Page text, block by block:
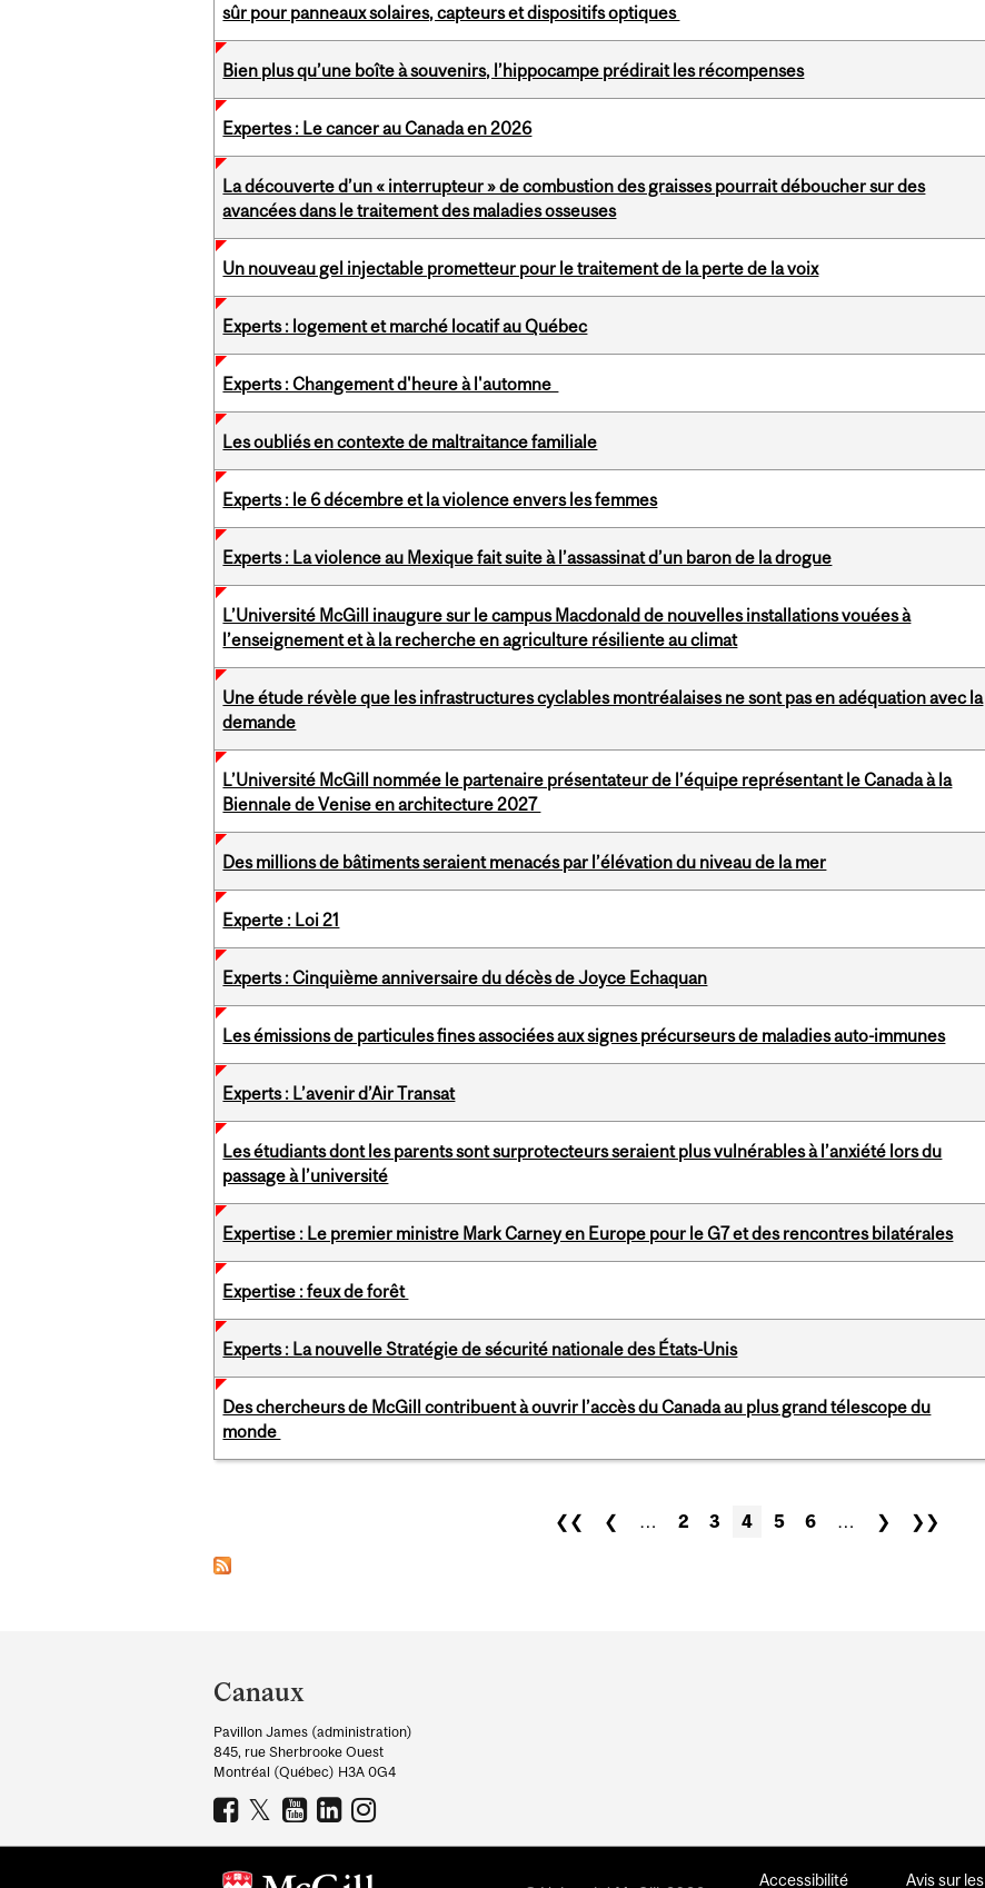
sûr pour panneaux solaires, capteurs et dispositifs optiques
Bien plus qu’une boîte à souvenirs, l’hippocampe prédirait les récompenses
Expertes : Le cancer au Canada en 2026
La découverte d’un « interrupteur » de combustion des graisses pourrait déboucher sur des
avancées dans le traitement des maladies osseuses
Un nouveau gel injectable prometteur pour le traitement de la perte de la voix
Experts : logement et marché locatif au Québec
Experts : Changement d'heure à l'automne
Les oubliés en contexte de maltraitance familiale
Experts : le 6 décembre et la violence envers les femmes
Experts : La violence au Mexique fait suite à l’assassinat d’un baron de la drogue
L’Université McGill inaugure sur le campus Macdonald de nouvelles installations vouées à
l’enseignement et à la recherche en agriculture résiliente au climat
Une étude révèle que les infrastructures cyclables montréalaises ne sont pas en adéquation avec la
demande
L’Université McGill nommée le partenaire présentateur de l’équipe représentant le Canada à la
Biennale de Venise en architecture 2027
Des millions de bâtiments seraient menacés par l’élévation du niveau de la mer
Experte : Loi 21
Experts : Cinquième anniversaire du décès de Joyce Echaquan
Les émissions de particules fines associées aux signes précurseurs de maladies auto-immunes
Experts : L’avenir d’Air Transat
Les étudiants dont les parents sont surprotecteurs seraient plus vulnérables à l’anxiété lors du
passage à l’université
Expertise : Le premier ministre Mark Carney en Europe pour le G7 et des rencontres bilatérales
Expertise : feux de forêt
Experts : La nouvelle Stratégie de sécurité nationale des États-Unis
Des chercheurs de McGill contribuent à ouvrir l’accès du Canada au plus grand télescope du
monde
❮❮ ❮ … 2 3 4 5 6 … ❯ ❯❯
and
University
Information
Canaux
Pavillon James (administration)
845, rue Sherbrooke Ouest
Montréal (Québec) H3A 0G4
Accessibilité Avis sur les